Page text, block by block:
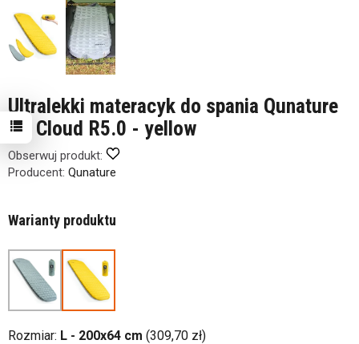
Ultralekki materacyk do spania Qunature
Air Cloud R5.0 - yellow
Obserwuj produkt:
Producent: Qunature
Warianty produktu
Rozmiar: L - 200x64 cm (309,70 zł)